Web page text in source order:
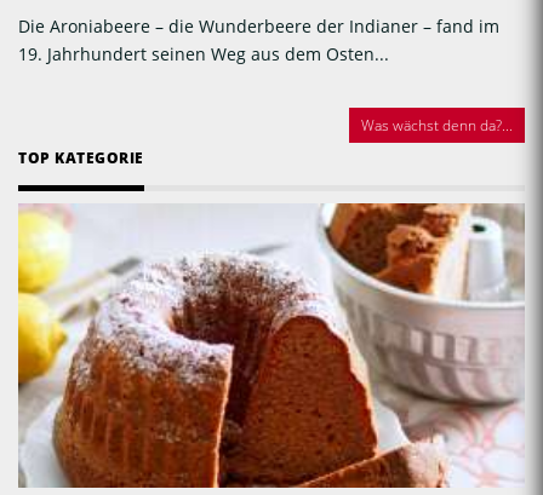
Die Aroniabeere – die Wunderbeere der Indianer – fand im
19. Jahrhundert seinen Weg aus dem Osten...
Was wächst denn da?...
TOP KATEGORIE